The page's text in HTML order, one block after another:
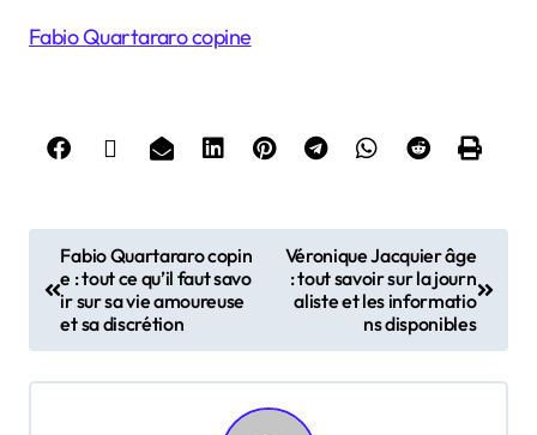
Fabio Quartararo copine
o
Fabio Quartararo copin
e : tout ce qu’il faut savo
ir sur sa vie amoureuse
et sa discrétion
Véronique Jacquier âge
: tout savoir sur la journ
aliste et les informatio
ns disponibles